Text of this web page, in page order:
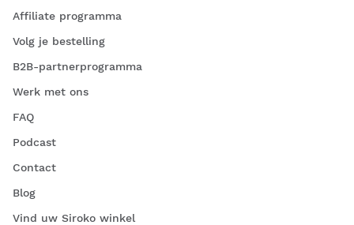
Affiliate programma
Volg je bestelling
B2B-partnerprogramma
Werk met ons
FAQ
Podcast
Contact
Blog
Vind uw Siroko winkel